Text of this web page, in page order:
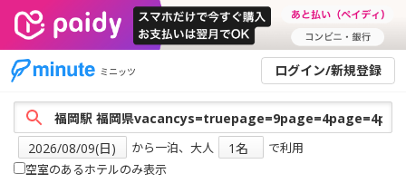
ミニッツ ログイン/新規登録
から一泊、大人
で利用
空室のあるホテルのみ表示